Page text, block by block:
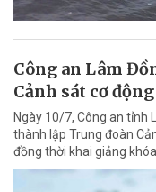
Công an Lâm
Cảnh sát cơ
Ngày 10/7, Công an tỉnh
thành lập Trung đoàn
đồng thời khai giảng